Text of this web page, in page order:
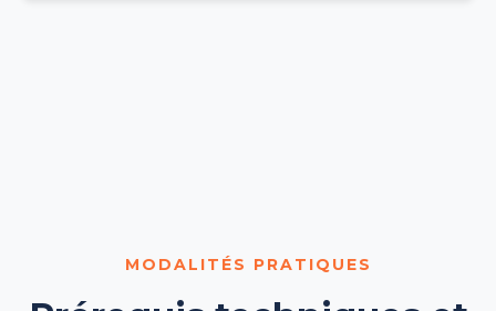
MODALITÉS PRATIQUES